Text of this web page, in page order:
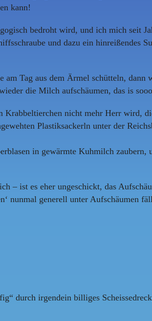
kann!
bedroht wird, und ich mich seit
und dazu ein hinreißendes
Tag aus dem Ärmel schütteln, dann
die Milch aufschäumen, das is
Krabbeltierchen nicht mehr Herr wird,
Plastiksackerln unter der
in gewärmte Kuhmilch
– ist es eher ungeschickt, das
nunmal generell unter Aufschäumen
durch irgendein billiges